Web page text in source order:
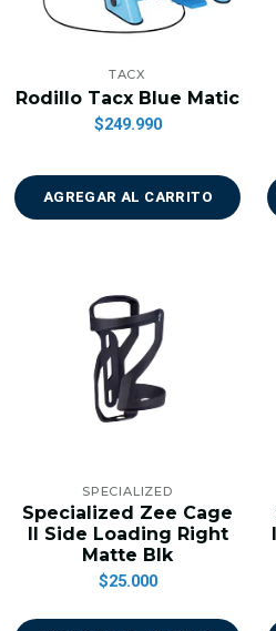
TACX
Rodillo Tacx Blue Matic
$249.990
AGREGAR AL CARRITO
SPECIALIZED
Specialized Zee Cage
II Side Loading Right
Matte Blk
$25.000